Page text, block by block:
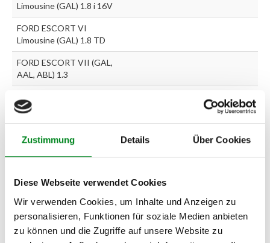
Zustimmung Details Über Cookies
Diese Webseite verwendet Cookies
Wir verwenden Cookies, um Inhalte und Anzeigen zu
personalisieren, Funktionen für soziale Medien anbieten
zu können und die Zugriffe auf unsere Website zu
Limousine (GAL) 1.8 i 16V
FORD ESCORT VI
Limousine (GAL) 1.8 TD
FORD ESCORT VII (GAL,
AAL, ABL) 1.3
AAL, ABL) 1.4
AAL, ABL) 1.6 16V
AAL, ABL) 1.6 i 16V
FORD ESCORT VII (GAL,
AAL, ABL) 1.8 16V
FORD ESCORT VII (GAL,